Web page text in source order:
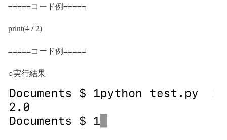
=====コード例=====
print(4 / 2)
=====コード例=====
○実行結果